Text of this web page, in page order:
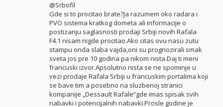
@Srbofil
Gde si to procitao brate?Ja razumem oko radara i
PVO sistema kratkog dometa ali informacije o
postizanju saglasnosti prodaji Srbiji novih Rafala
F4.1 nisam nigde procitao.Ako citas ovu nasu zutu
stampu onda slaba vajda,oni su prognozirali smak
sveta jos pre 10 godina pa nikom nista.Daj ti meni
francuski izvor.Apsolutno nista se ne spominje u
vezi prodaje Rafala Srbiji u francuskim portalima koji
se bave tim a posebno na sluzbenoj stranici
kompanije „Dessault Rafale“gde imas spisak svih
nabavki i potencijalnih nabavki.Prosle godine je